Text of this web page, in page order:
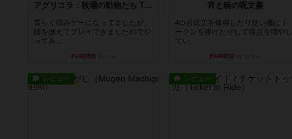
アグリコラ：牧場の動物たち THE BIG BOX
長らく積みゲーになってましたが、
腰を据えてプレイできましたのでや
ってみ...
約3時間前
宵と暁の呪文書
4/5点呪文を修得したり使い魔にト
ークンを捧げたりして得点を増やし
てい...
約6時間前
レビュー レビュー